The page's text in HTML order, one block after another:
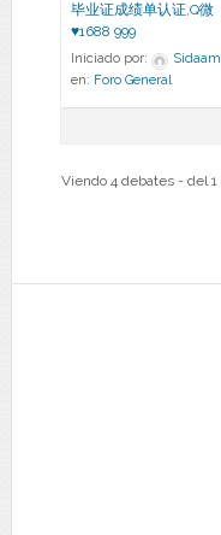
毕业证成绩单认证,Q微
♥1688 999
Iniciado por:
en: Foro General
Viendo 4 debates - del